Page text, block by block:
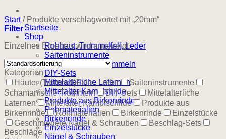
Startseite
Shop
Rohhaut, Trommelfell, Leder
Saiteninstrumente
Schamanische Trommeln
DIY-Sets
Mittelalterliche Laternen
Mittelalter Kampfshilde
Produkte aus Birkenrinde
Rohmaterialien
Birkenrinde
Einzelstücke
Nägel & Schrauben
Start /Produkte verschlagwortet mit „20mm“
Filter
Einzelnes Ergebnis wird angezeigt
Kategorien
Häute, (Trommel)Felle, Leder
Saiteninstrumente
Schamanische Trommeln
DIY-Sets
Mittelalterliche
Laternen
Mittelalter Kampfschilde
Produkte aus
Birkenrinde
Rohmaterialien Birkenrinde
Einzelstücke
Geschmiedete Nägel & Schrauben
Beschlag-Sets
Beschläge